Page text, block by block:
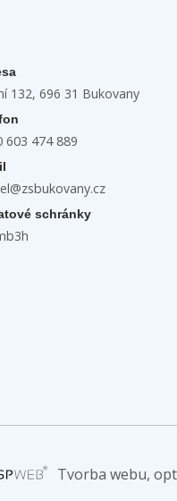
132, 696 31 Bukovany
603 474 889
schránky
Tvorba webu,